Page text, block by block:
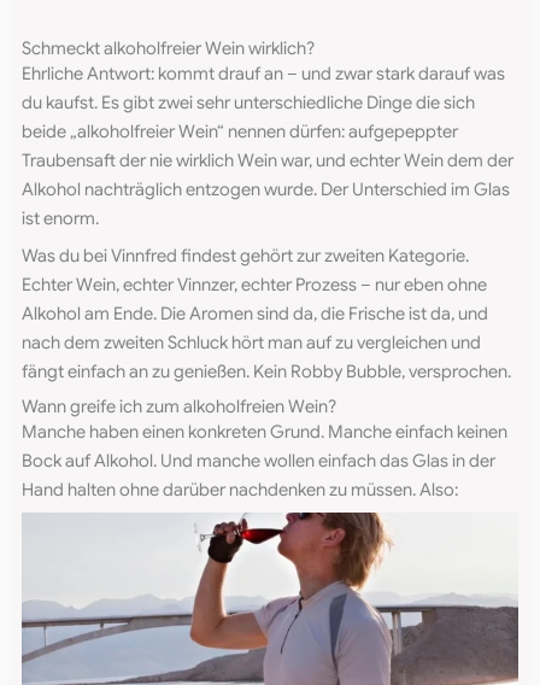
Schmeckt alkoholfreier Wein wirklich?
Ehrliche Antwort: kommt drauf an – und zwar stark darauf was
du kaufst. Es gibt zwei sehr unterschiedliche Dinge die sich
beide „alkoholfreier Wein“ nennen dürfen: aufgepeppter
Traubensaft der nie wirklich Wein war, und echter Wein dem der
Alkohol nachträglich entzogen wurde. Der Unterschied im Glas
ist enorm.
Was du bei Vinnfred findest gehört zur zweiten Kategorie.
Echter Wein, echter Vinnzer, echter Prozess – nur eben ohne
Alkohol am Ende. Die Aromen sind da, die Frische ist da, und
nach dem zweiten Schluck hört man auf zu vergleichen und
fängt einfach an zu genießen. Kein Robby Bubble, versprochen.
Wann greife ich zum alkoholfreien Wein?
Manche haben einen konkreten Grund. Manche einfach keinen
Bock auf Alkohol. Und manche wollen einfach das Glas in der
Hand halten ohne darüber nachdenken zu müssen. Also: